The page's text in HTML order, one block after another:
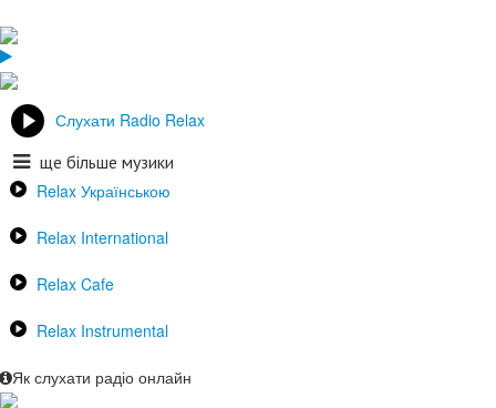
Слухати Radio Relax
ще більше музики
Relax Українською
Relax International
Relax Cafe
Relax Instrumental
Як слухати радіо онлайн